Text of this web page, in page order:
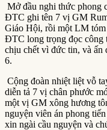
Mở đầu nghi thức phong
ĐTC ghi tên 7 vị GM
Giáo Hội, rồi một LM tóm
ĐTC long trọng đọc công
chịu chết vì đức tin, và ấn
6.
Cộng đoàn nhiệt liệt vỗ
diễn tả 7 vị chân phước
một vị GM xông hương
nguyện viên án phong
xin ngài cầu nguyện và